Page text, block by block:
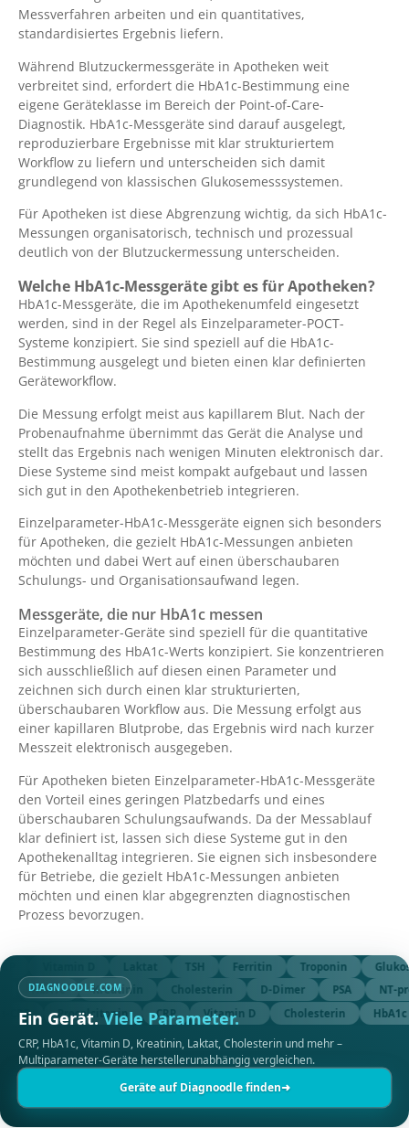
Messverfahren arbeiten und ein quantitatives,
standardisiertes Ergebnis liefern.
Während Blutzuckermessgeräte in Apotheken weit
verbreitet sind, erfordert die HbA1c-Bestimmung eine
eigene Geräteklasse im Bereich der Point-of-Care-
Diagnostik. HbA1c-Messgeräte sind darauf ausgelegt,
reproduzierbare Ergebnisse mit klar strukturiertem
Workflow zu liefern und unterscheiden sich damit
grundlegend von klassischen Glukosemesssystemen.
Für Apotheken ist diese Abgrenzung wichtig, da sich HbA1c-
Messungen organisatorisch, technisch und prozessual
deutlich von der Blutzuckermessung unterscheiden.
Welche HbA1c-Messgeräte gibt es für Apotheken?
HbA1c-Messgeräte, die im Apothekenumfeld eingesetzt
werden, sind in der Regel als Einzelparameter-POCT-
Systeme konzipiert. Sie sind speziell auf die HbA1c-
Bestimmung ausgelegt und bieten einen klar definierten
Geräteworkflow.
Die Messung erfolgt meist aus kapillarem Blut. Nach der
Probenaufnahme übernimmt das Gerät die Analyse und
stellt das Ergebnis nach wenigen Minuten elektronisch dar.
Diese Systeme sind meist kompakt aufgebaut und lassen
sich gut in den Apothekenbetrieb integrieren.
Einzelparameter-HbA1c-Messgeräte eignen sich besonders
für Apotheken, die gezielt HbA1c-Messungen anbieten
möchten und dabei Wert auf einen überschaubaren
Schulungs- und Organisationsaufwand legen.
Messgeräte, die nur HbA1c messen
Einzelparameter-Geräte sind speziell für die quantitative
Bestimmung des HbA1c-Werts konzipiert. Sie konzentrieren
sich ausschließlich auf diesen einen Parameter und
zeichnen sich durch einen klar strukturierten,
überschaubaren Workflow aus. Die Messung erfolgt aus
einer kapillaren Blutprobe, das Ergebnis wird nach kurzer
Messzeit elektronisch ausgegeben.
Für Apotheken bieten Einzelparameter-HbA1c-Messgeräte
den Vorteil eines geringen Platzbedarfs und eines
überschaubaren Schulungsaufwands. Da der Messablauf
klar definiert ist, lassen sich diese Systeme gut in den
Apothekenalltag integrieren. Sie eignen sich insbesondere
für Betriebe, die gezielt HbA1c-Messungen anbieten
möchten und einen klar abgegrenzten diagnostischen
Prozess bevorzugen.
TSH Ferritin Troponin
HbA1c Kreatinin Cholesterin D-Dimer PSA
NT-
CRP
Procalcitonin CRP Vitamin D Cholesterin HbA1c
DIAGNOODLE.COM
Ein Gerät. Viele Parameter.
CRP, HbA1c, Vitamin D, Kreatinin, Laktat, Cholesterin und mehr –
Multiparameter-Geräte herstellerunabhängig vergleichen.
Geräte auf Diagnoodle finden➜